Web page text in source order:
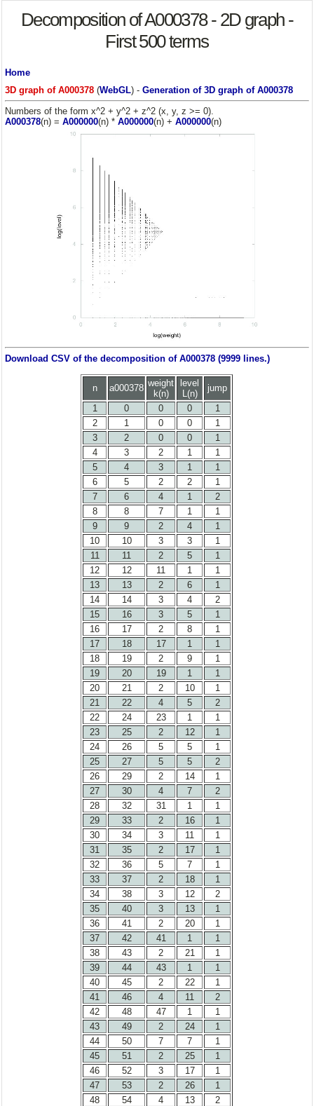
Decomposition of A000378 - 2D graph -
First 500 terms
Home
3D graph of A000378(WebGL) - Generation of 3D graph of A000378
Numbers of the form x^2 + y^2 + z^2 (x, y, z >= 0).
A000378(n) = A000000(n) * A000000(n) + A000000(n)
Download CSV of the decomposition of A000378 (9999 lines.)
n a000378 weight
k(n)
level
L(n)
jump
1
0 0 0
1
2
1 0 0
1
3
2 0 0
1
4
3 2 1
1
5
4 3 1
1
6
5 2 2
1
7
6 4 1
2
8
8 7 1
1
9
9 2 4
1
10
10 3 3
1
11
11 2 5
1
12
12 11 1
1
13
13 2 6
1
14
14 3 4
2
15
16 3 5
1
16
17 2 8
1
17
18 17 1
1
18
19 2 9
1
19
20 19 1
1
20
21 2 10
1
21
22 4 5
2
22
24 23 1
1
23
25 2 12
1
24
26 5 5
1
25
27 5 5
2
26
29 2 14
1
27
30 4 7
2
28
32 31 1
1
29
33 2 16
1
30
34 3 11
1
31
35 2 17
1
32
36 5 7
1
33
37 2 18
1
34
38 3 12
2
35
40 3 13
1
36
41 2 20
1
37
42 41 1
1
38
43 2 21
1
39
44 43 1
1
40
45 2 22
1
41
46 4 11
2
42
48 47 1
1
43
49 2 24
1
44
50 7 7
1
45
51 2 25
1
46
52 3 17
1
47
53 2 26
1
48
54 4 13
2